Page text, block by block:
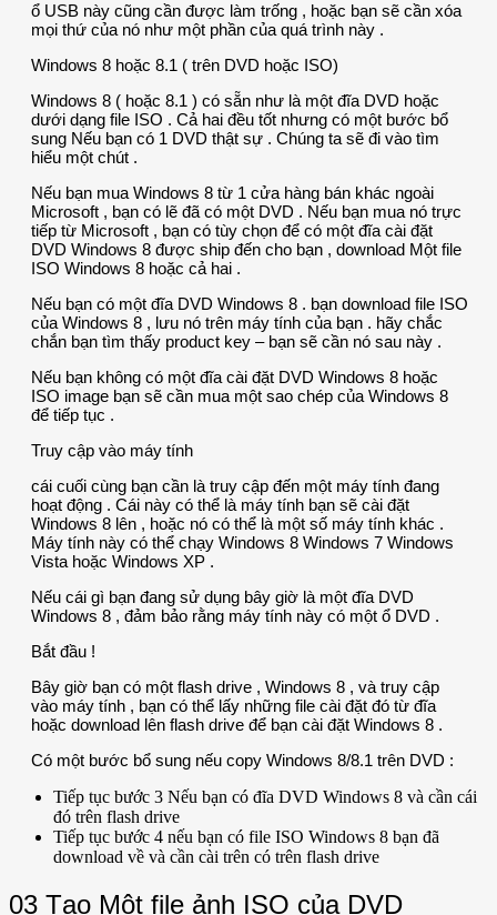
ổ USB này cũng cần được làm trống , hoặc bạn sẽ cần xóa
mọi thứ của nó như một phần của quá trình này .
Windows 8 hoặc 8.1 ( trên DVD hoặc ISO)
Windows 8 ( hoặc 8.1 ) có sẵn như là một đĩa DVD hoặc
dưới dạng file ISO . Cả hai đều tốt nhưng có một bước bổ
sung Nếu bạn có 1 DVD thật sự . Chúng ta sẽ đi vào tìm
hiểu một chút .
Nếu bạn mua Windows 8 từ 1 cửa hàng bán khác ngoài
Microsoft , bạn có lẽ đã có một DVD . Nếu bạn mua nó trực
tiếp từ Microsoft , bạn có tùy chọn để có một đĩa cài đặt
DVD Windows 8 được ship đến cho bạn , download Một file
ISO Windows 8 hoặc cả hai .
Nếu bạn có một đĩa DVD Windows 8 . bạn download file ISO
của Windows 8 , lưu nó trên máy tính của bạn . hãy chắc
chắn bạn tìm thấy product key – bạn sẽ cần nó sau này .
Nếu bạn không có một đĩa cài đặt DVD Windows 8 hoặc
ISO image bạn sẽ cần mua một sao chép của Windows 8
để tiếp tục .
Truy cập vào máy tính
cái cuối cùng bạn cần là truy cập đến một máy tính đang
hoạt động . Cái này có thể là máy tính bạn sẽ cài đặt
Windows 8 lên , hoặc nó có thể là một số máy tính khác .
Máy tính này có thể chạy Windows 8 Windows 7 Windows
Vista hoặc Windows XP .
Nếu cái gì bạn đang sử dụng bây giờ là một đĩa DVD
Windows 8 , đảm bảo rằng máy tính này có một ổ DVD .
Bắt đầu !
Bây giờ bạn có một flash drive , Windows 8 , và truy cập
vào máy tính , bạn có thể lấy những file cài đặt đó từ đĩa
hoặc download lên flash drive để bạn cài đặt Windows 8 .
Có một bước bổ sung nếu copy Windows 8/8.1 trên DVD :
Tiếp tục bước 3 Nếu bạn có đĩa DVD Windows 8 và cần cái
đó trên flash drive
Tiếp tục bước 4 nếu bạn có file ISO Windows 8 bạn đã
download về và cần cài trên có trên flash drive
03 Tạo Một file ảnh ISO của DVD